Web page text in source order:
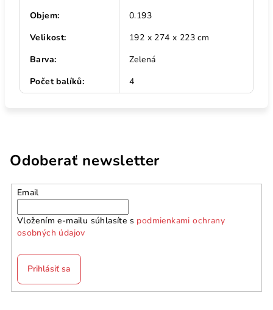
Objem:
0.193
Velikost:
192 x 274 x 223 cm
Barva:
Zelená
Počet balíků: 4
Odoberať newsletter
Email
Vložením e-mailu súhlasíte s podmienkami ochrany
osobných údajov
Prihlásiť sa